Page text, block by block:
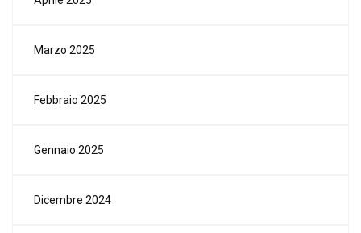
Marzo 2025
Febbraio 2025
Gennaio 2025
Dicembre 2024